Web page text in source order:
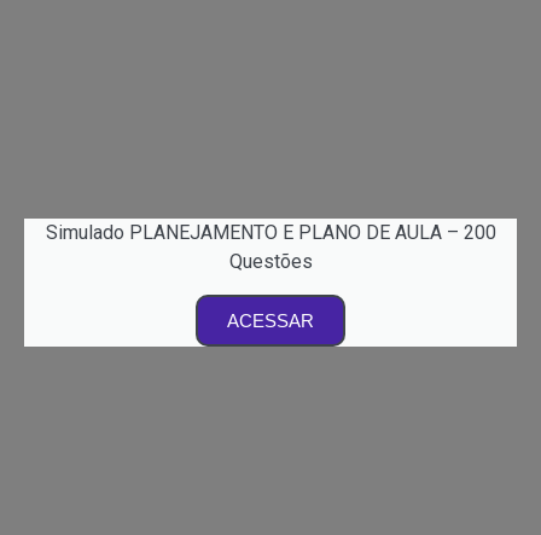
Simulado PLANEJAMENTO E PLANO DE AULA – 200
Questões
ACESSAR